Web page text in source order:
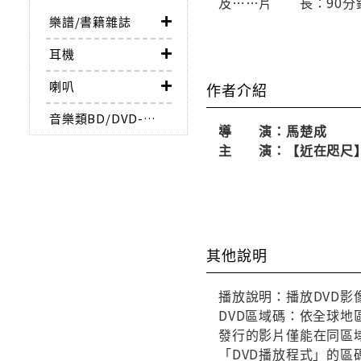
樂譜/書籍雜誌
耳機
喇叭
音樂類BD/DVD-AUDIO
作者介紹
導 演：馬楚成
主 演：【近在咫尺】
其他說明
播放說明：播放DVD影
DVD區域碼：依全球
發行的影片僅能在同區
「DVD播放程式」的